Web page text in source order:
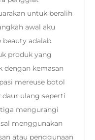
untuk beralih
awal aku
beauty adalab
produk yang
dengan kemasan
mereuse botol
ulang seperti
mengurangi
menggunakan
atau penggunaan